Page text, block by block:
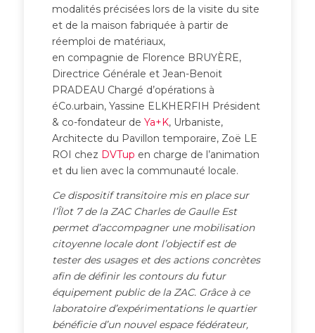
modalités précisées lors de la visite du site
et de la maison fabriquée à partir de
réemploi de matériaux,
en compagnie de Florence BRUYÈRE,
Directrice Générale et Jean-Benoit
PRADEAU Chargé d’opérations à
éCo.urbain, Yassine ELKHERFIH Président
& co-fondateur de Ya+K, Urbaniste,
Architecte du Pavillon temporaire, Zoë LE
ROI chez DVTup en charge de l’animation
et du lien avec la communauté locale.
Ce dispositif transitoire mis en place sur
l’Îlot 7 de la ZAC Charles de Gaulle Est
permet d’accompagner une mobilisation
citoyenne locale dont l’objectif est de
tester des usages et des actions concrètes
afin de définir les contours du futur
équipement public de la ZAC. Grâce à ce
laboratoire d’expérimentations le quartier
bénéficie d’un nouvel espace fédérateur,